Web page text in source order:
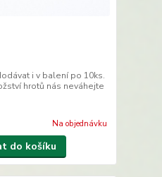
i v balení po 10ks.
hrotů nás neváhejte
Na objednávku
do košíku